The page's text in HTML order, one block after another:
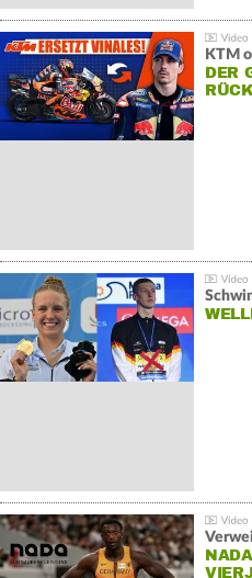
KTM
DER